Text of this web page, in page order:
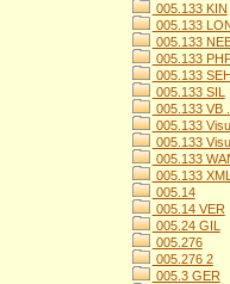
005.133 KIN
005.133
005.133
005.133
005.133 SEH
005.133 SIL
005.133 VB
005.133
005.133
005.133
005.133 XML
005.14
005.14 VER
005.24 GIL
005.276
005.276 2
005.3 GER